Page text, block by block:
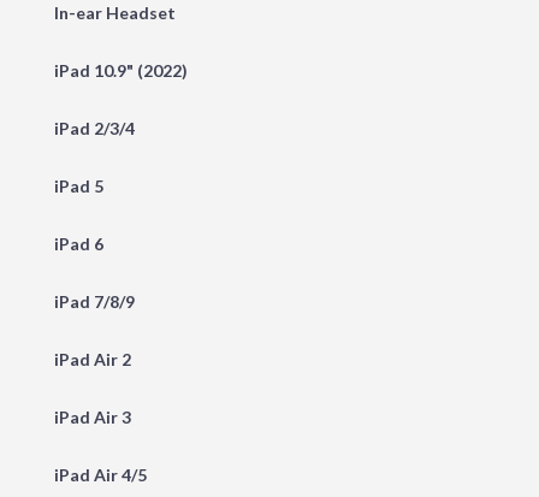
In-ear Headset
iPad 10.9" (2022)
iPad 2/3/4
iPad 5
iPad 6
iPad 7/8/9
iPad Air 2
iPad Air 3
iPad Air 4/5